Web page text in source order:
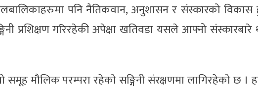
पनि नैतिकवान, अनुशासन र संस्कारको विकास
प्रशिक्षण गरिरहेकी अपेक्षा खतिवडा यसले आफ्नो संस्कारबारे
समूह मौलिक परम्परा रहेको सङ्गिनी संरक्षणमा लागिरहेको छ ।